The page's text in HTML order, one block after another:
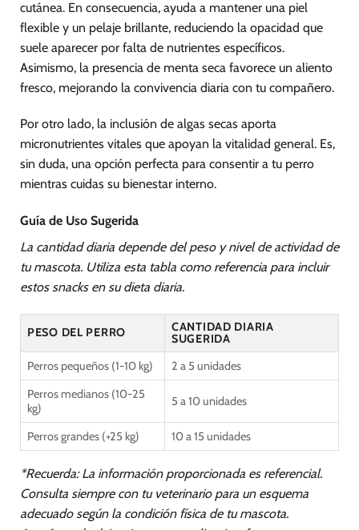
cutánea. En consecuencia, ayuda a mantener una piel
flexible y un pelaje brillante, reduciendo la opacidad que
suele aparecer por falta de nutrientes específicos.
Asimismo, la presencia de menta seca favorece un aliento
fresco, mejorando la convivencia diaria con tu compañero.
Por otro lado, la inclusión de algas secas aporta
micronutrientes vitales que apoyan la vitalidad general. Es,
sin duda, una opción perfecta para consentir a tu perro
mientras cuidas su bienestar interno.
Guía de Uso Sugerida
La cantidad diaria depende del peso y nivel de actividad de
tu mascota. Utiliza esta tabla como referencia para incluir
estos snacks en su dieta diaria.
PESO DEL PERRO
CANTIDAD DIARIA
SUGERIDA
Perros pequeños (1-10 kg)
2 a 5 unidades
Perros medianos (10-25
kg)
5 a 10 unidades
Perros grandes (+25 kg) 10 a 15 unidades
*Recuerda: La información proporcionada es referencial.
Consulta siempre con tu veterinario para un esquema
adecuado según la condición física de tu mascota.